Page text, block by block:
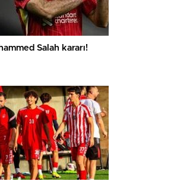
Salah kararı!